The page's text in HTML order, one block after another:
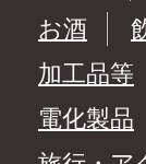
お酒
加工品等
電化製品